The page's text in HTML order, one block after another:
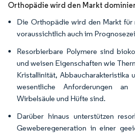
Orthopädie wird den Markt
Die Orthopädie wird den Markt für
voraussichtlich auch im
Resorbierbare Polymere sind
und weisen Eigenschaften wie
Kristallinität, Abbaucharakteristika
wesentliche Anforderungen
Wirbelsäule und Hüfte sind.
Darüber hinaus unterstützen
Geweberegeneration in einer